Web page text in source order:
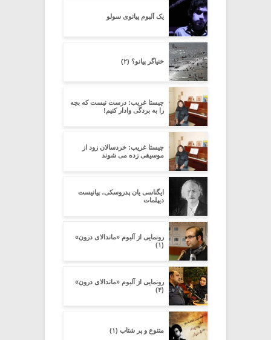
یک آلبوم پیانوی سولو
خنیاگر پیانو؟ (۲)
چیستا غریب: درست نیست که بچه
را به بردگی وادار کنیم!
چیستا غریب: خردسالان زود از
موسیقی زده می شوند
ایگناسی یان پدروسکی، پیانیست
دیپلمات
رونمایی از آلبوم «ماندالای درون»
(۱)
رونمایی از آلبوم «ماندالای درون»
(۴)
متنوع و پر شتاب (۱)